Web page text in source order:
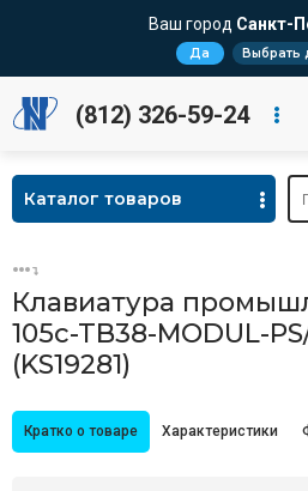
Ваш город Санкт-
Да Выбрать
(812) 326-59-24
Каталог товаров
Клавиатура
105c-TB38-MODUL-
(KS19281)
Кратко о товаре Характеристики